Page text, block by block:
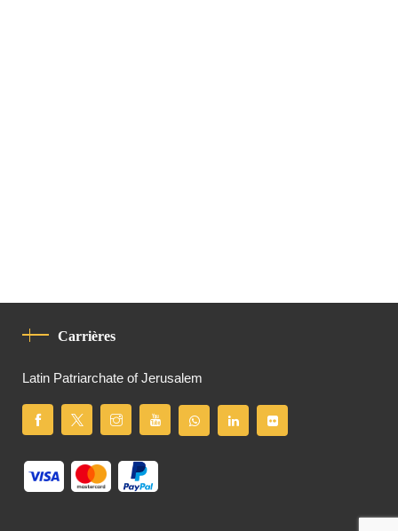
Carrières
Latin Patriarchate of Jerusalem